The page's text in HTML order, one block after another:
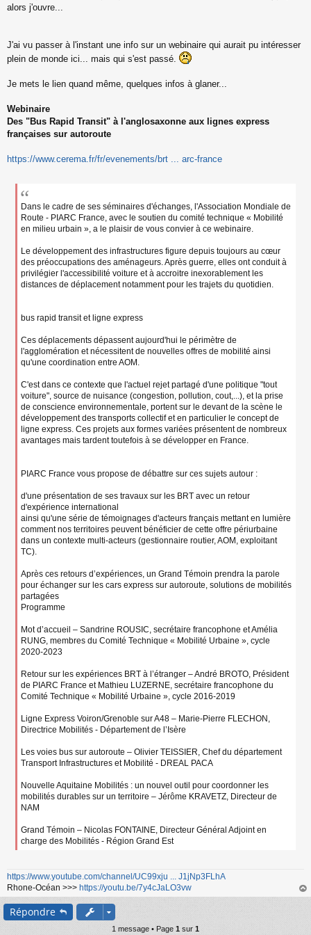
s
e
n
l
alors j'ouvre...
J'ai vu passer à l'instant une info sur un webinaire qui aurait pu intéresser
plein de monde ici... mais qui s'est passé.
Je mets le lien quand même, quelques infos à glaner...
Webinaire
Des "Bus Rapid Transit" à l'anglosaxonne aux lignes express
françaises sur autoroute
https://www.cerema.fr/fr/evenements/brt ... arc-france
Dans le cadre de ses séminaires d'échanges, l'Association Mondiale de
Route - PIARC France, avec le soutien du comité technique « Mobilité
en milieu urbain », a le plaisir de vous convier à ce webinaire.
Le développement des infrastructures figure depuis toujours au cœur
des préoccupations des aménageurs. Après guerre, elles ont conduit à
privilégier l'accessibilité voiture et à accroitre inexorablement les
distances de déplacement notamment pour les trajets du quotidien.
bus rapid transit et ligne express
Ces déplacements dépassent aujourd'hui le périmètre de
l'agglomération et nécessitent de nouvelles offres de mobilité ainsi
qu'une coordination entre AOM.
C'est dans ce contexte que l'actuel rejet partagé d'une politique "tout
voiture", source de nuisance (congestion, pollution, cout,...), et la prise
de conscience environnementale, portent sur le devant de la scène le
développement des transports collectif et en particulier le concept de
ligne express. Ces projets aux formes variées présentent de nombreux
avantages mais tardent toutefois à se développer en France.
PIARC France vous propose de débattre sur ces sujets autour :
d'une présentation de ses travaux sur les BRT avec un retour
d'expérience international
ainsi qu'une série de témoignages d'acteurs français mettant en lumière
comment nos territoires peuvent bénéficier de cette offre périurbaine
dans un contexte multi-acteurs (gestionnaire routier, AOM, exploitant
TC).
Après ces retours d’expériences, un Grand Témoin prendra la parole
pour échanger sur les cars express sur autoroute, solutions de mobilités
partagées
Programme
Mot d’accueil – Sandrine ROUSIC, secrétaire francophone et Amélia
RUNG, membres du Comité Technique « Mobilité Urbaine », cycle
2020-2023
Retour sur les expériences BRT à l’étranger – André BROTO, Président
de PIARC France et Mathieu LUZERNE, secrétaire francophone du
Comité Technique « Mobilité Urbaine », cycle 2016-2019
Ligne Express Voiron/Grenoble sur A48 – Marie-Pierre FLECHON,
Directrice Mobilités - Département de l’Isère
Les voies bus sur autoroute – Olivier TEISSIER, Chef du département
Transport Infrastructures et Mobilité - DREAL PACA
Nouvelle Aquitaine Mobilités : un nouvel outil pour coordonner les
mobilités durables sur un territoire – Jérôme KRAVETZ, Directeur de
NAM
Grand Témoin – Nicolas FONTAINE, Directeur Général Adjoint en
charge des Mobilités - Région Grand Est
https://www.youtube.com/channel/UC99xju ... J1jNp3FLhA
Rhone-Océan >>> https://youtu.be/7y4cJaLO3vw
au
Répondre
1 message • Page 1 sur 1